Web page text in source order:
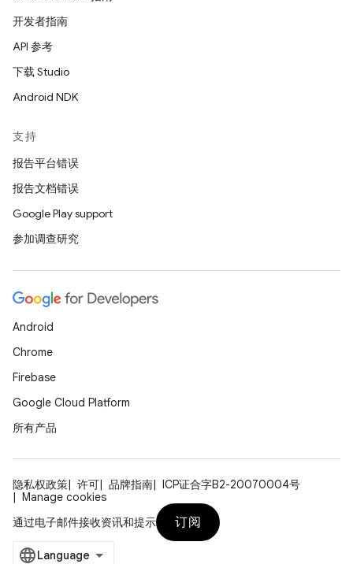
开发者指南
API 参考
下载 Studio
Android NDK
支持
报告平台错误
报告文档错误
Google Play support
参加调查研究
Android
Chrome
Firebase
Google Cloud Platform
所有产品
隐私权政策 许可 品牌指南
ICP证合字B2-20070004号
Manage cookies
通过电子邮件接收资讯和提示
订阅